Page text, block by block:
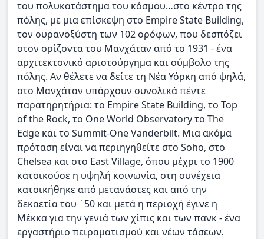
του πολυκατάστημα του κόσμου…στο κέντρο της
πόλης, με μια επίσκεψη στο Empire State Building,
τον ουρανοξύστη των 102 ορόφων, που δεσπόζει
στον ορίζοντα του Μανχάταν από το 1931 - ένα
αρχιτεκτονικό αριστούργημα και σύμβολο της
πόλης. Αν θέλετε να δείτε τη Νέα Υόρκη από ψηλά,
στο Μανχάταν υπάρχουν συνολικά πέντε
παρατηρητήρια: το Empire State Building, το Top
of the Rock, το One World Observatory το The
Edge και το Summit-One Vanderbilt. Μια ακόμα
πρόταση είναι να περιηγηθείτε στο Soho, στο
Chelsea και στο East Village, όπου μέχρι το 1900
κατοικούσε η υψηλή κοινωνία, στη συνέχεια
κατοικήθηκε από μετανάστες και από την
δεκαετία του ΄50 και μετά η περιοχή έγινε η
Μέκκα για την γενιά των χίπις και των πανκ - ένα
εργαστήριο πειραματισμού και νέων τάσεων.